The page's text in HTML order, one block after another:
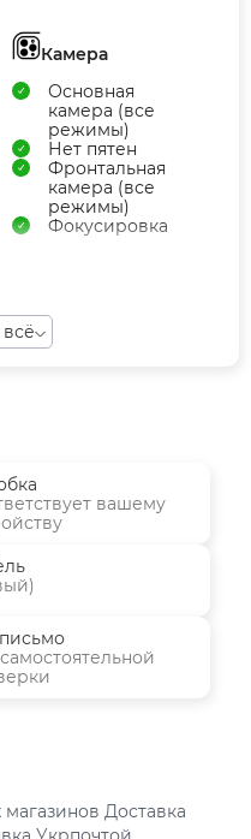
Камера
Основная
камера (все
режимы)
Нет пятен
Фронтальная
камера (все
режимы)
Фокусировка
всё
вашему
Доставка